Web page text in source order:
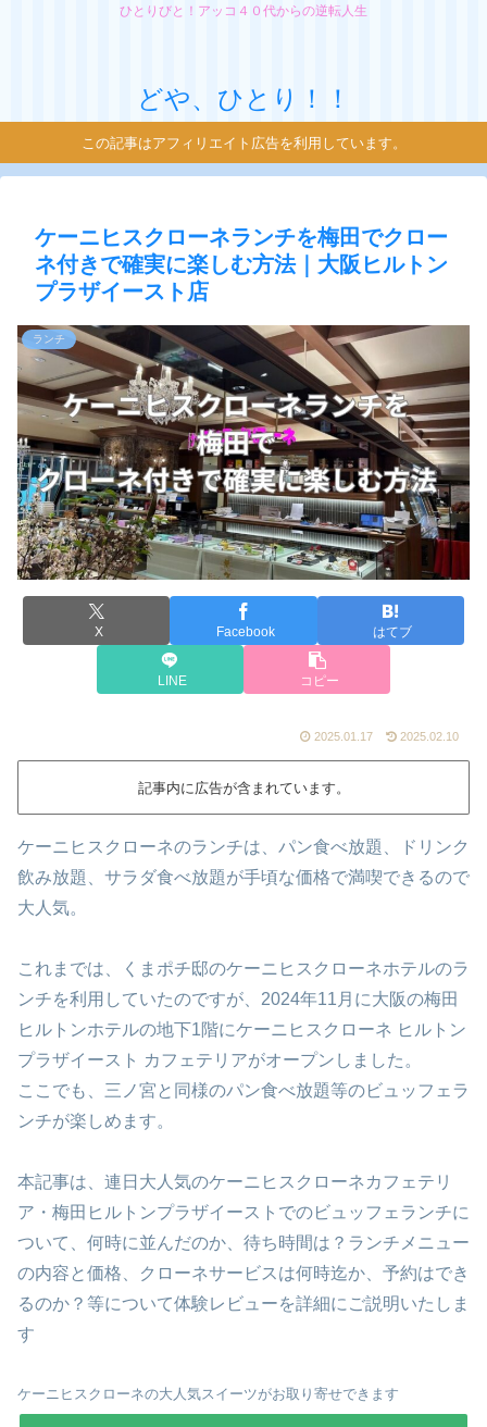
ひとりびと！アッコ４０代からの逆転人生
どや、ひとり！！
この記事はアフィリエイト広告を利用しています。
ケーニヒスクローネランチを梅田でクロー
ネ付きで確実に楽しむ方法｜大阪ヒルトン
プラザイースト店
ランチ
X Facebook はてブ
LINE コピー
2025.01.17 2025.02.10
記事内に広告が含まれています。
ケーニヒスクローネのランチは、パン食べ放題、ドリンク
飲み放題、サラダ食べ放題が手頃な価格で満喫できるので
大人気。
これまでは、くまポチ邸のケーニヒスクローネホテルのラ
ンチを利用していたのですが、2024年11月に大阪の梅田
ヒルトンホテルの地下1階にケーニヒスクローネ ヒルトン
プラザイースト カフェテリアがオープンしました。
ここでも、三ノ宮と同様のパン食べ放題等のビュッフェラ
ンチが楽しめます。
本記事は、連日大人気のケーニヒスクローネカフェテリ
ア・梅田ヒルトンプラザイーストでのビュッフェランチに
ついて、何時に並んだのか、待ち時間は？ランチメニュー
の内容と価格、クローネサービスは何時迄か、予約はでき
るのか？等について体験レビューを詳細にご説明いたしま
す
ケーニヒスクローネの大人気スイーツがお取り寄せできます